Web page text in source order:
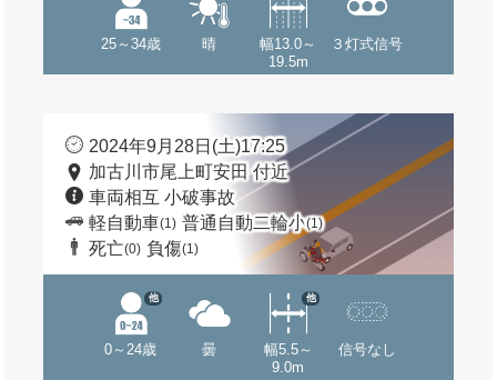
25～34歳 晴
幅13.0～
19.5m
３灯式信号
2024年9月28日(土)17:25
加古川市尾上町安田 付近
車両相互 小破事故
軽自動車(1) 普通自動二輪小(1)
死亡(0) 負傷(1)
0～24歳
他
曇
幅5.5～
9.0m
他
信号なし